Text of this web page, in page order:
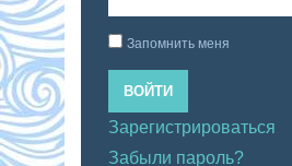
Запомнить меня
ВОЙТИ
Зарегистрироваться
Забыли пароль?